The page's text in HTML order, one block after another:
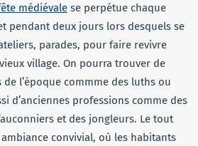
médiévale se perpétue chaque
pendant deux jours lors desquels se
parades, pour faire revivre
village. On pourra trouver de
l’époque commme des luths ou
d’anciennes professions comme des
et des jongleurs. Le tout
ambiance convivial, où les habitants